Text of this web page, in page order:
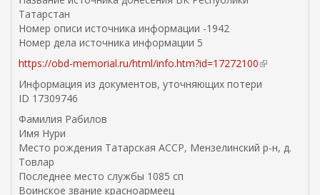
Татарстан
Номер описи источника информации -1942
Номер дела источника информации 5
https://obd-memorial.ru/html/info.htm?id=17272100(
н
я
Информация из документов, уточняющих потери
ID 17309746
Фамилия Рабилов
Имя Нури
Место рождения Татарская АССР, Мензелинский р-н, д.
Товлар
Последнее место службы 1085 сп
Воинское звание красноармеец